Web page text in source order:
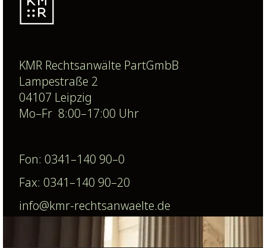
KMR Rechtsanwälte PartGmbB
Lampestraße 2
04107 Leipzig
Mo–Fr 8:00–17:00 Uhr
Fon: 0341–140 90–0
Fax: 0341–140 90–20
info@kmr-rechtsanwaelte.de